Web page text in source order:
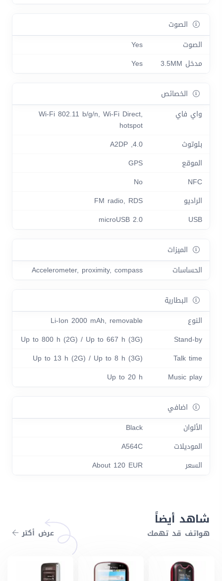
الصوت
الصوت
Yes
مدخل 3.5MM
Yes
الخصائص
واي فاي
Wi-Fi 802.11 b/g/n, Wi-Fi Direct,
hotspot
بلوتوث
4.0, A2DP
الموقع
GPS
NFC
No
الراديو
FM radio, RDS
USB
microUSB 2.0
الميزات
الحساسات
Accelerometer, proximity, compass
البطارية
النوع
Li-Ion 2000 mAh, removable
Stand-by
Up to 800 h (2G) / Up to 667 h (3G)
Talk time
Up to 13 h (2G) / Up to 8 h (3G)
Music play
Up to 20 h
اضافي
الألوان
Black
الموديلات
A564C
السعر
About 120 EUR
شاهد أيضاً
هواتف قد تهمك عرض أكتر